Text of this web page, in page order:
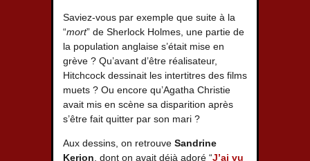
Saviez-vous par exemple que suite à la
“mort” de Sherlock Holmes, une partie de
la population anglaise s’était mise en
grève ? Qu’avant d’être réalisateur,
Hitchcock dessinait les intertitres des films
muets ? Ou encore qu’Agatha Christie
avait mis en scène sa disparition après
s’être fait quitter par son mari ?
Aux dessins, on retrouve Sandrine
Kerion , dont on avait déjà adoré “J’ai vu